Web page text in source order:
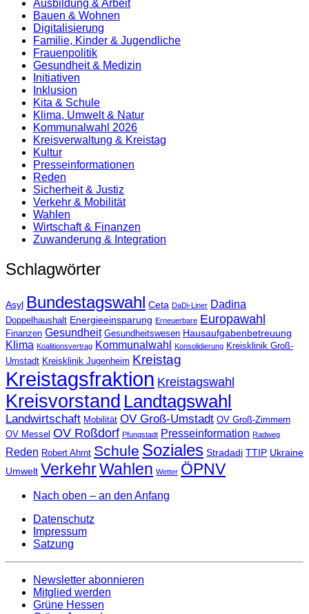
Ausbildung & Arbeit
Bauen & Wohnen
Digitalisierung
Familie, Kinder & Jugendliche
Frauenpolitik
Gesundheit & Medizin
Initiativen
Inklusion
Kita & Schule
Klima, Umwelt & Natur
Kommunalwahl 2026
Kreisverwaltung & Kreistag
Kultur
Presse­informationen
Reden
Sicherheit & Justiz
Verkehr & Mobilität
Wahlen
Wirtschaft & Finanzen
Zuwanderung & Integration
Schlagwörter
Asyl Bundestagswahl Ceta DaDi-Liner Dadina
Doppelhaushalt Energieeinsparung Erneuerbare Europawahl
Finanzen Gesundheit Gesundheitswesen Hausaufgabenbetreuung
Klima Koalitionsvertrag Kommunalwahl Konsolidierung Kreisklinik Groß-
Umstadt Kreisklinik Jugenheim Kreistag
Kreistagsfraktion Kreistagswahl
Kreisvorstand Landtagswahl
Landwirtschaft Mobilität OV Groß-Umstadt OV Groß-Zimmern
OV Messel OV Roßdorf Pfungstadt Presseinformation Radweg
Reden Robert Ahrnt Schule Soziales Stradadi TTIP Ukraine
Umwelt VerkehrWahlen Wetter ÖPNV
Nach oben – an den Anfang
Datenschutz
Impressum
Satzung
Newsletter abonnieren
Mitglied werden
Grüne Hessen